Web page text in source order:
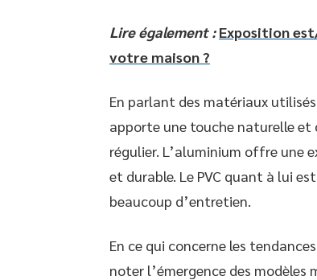
Lire également : Exposition
votre maison ?
En parlant des matériaux
apporte une touche naturelle et
régulier. L’aluminium offre une
et durable. Le PVC quant à lui
beaucoup d’entretien.
En ce qui concerne les
noter l’émergence des